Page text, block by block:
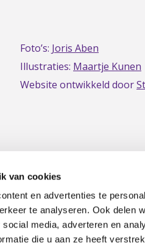
van cookies
en advertenties te
te analyseren. Ook delen
media, adverteren en
die u aan ze heeft
Foto’s: Joris Aben
Illustraties: Maartje Kunen
Website ontwikkeld door
Privacy|Disclaimer